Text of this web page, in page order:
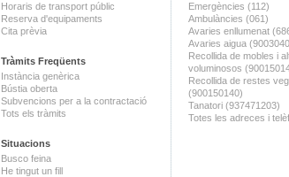
Horaris de transport públic
Reserva d'equipaments
Cita prèvia
Tràmits Freqüents
Instància genèrica
Bústia oberta
Subvencions per a la contractació
Tots els tràmits
Situacions
Busco feina
He tingut un fill
Emergències (112)
Ambulàncies (061)
Avaries enllumenat
Avaries aigua
Recollida de mobles i
voluminosos
Recollida de restes
(900150140)
Tanatori (937471203)
Totes les adreces i